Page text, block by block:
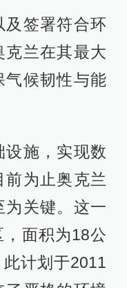
及签署符合环
克兰在其最大
气候韧性与能
设施，实现数
为止奥克兰
为关键。这一
面积为18公
计划于2011